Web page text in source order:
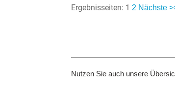
Ergebnisseiten: 1 2 Nächste
Nutzen Sie auch unsere